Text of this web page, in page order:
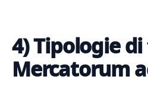
4) Tipologie
Mercatorum